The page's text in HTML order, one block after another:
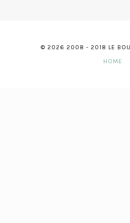
© 2026 2008 - 2018 LE
HOME